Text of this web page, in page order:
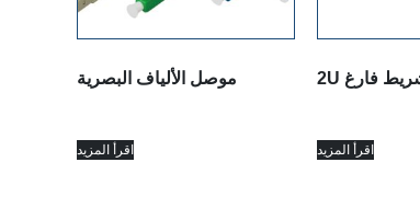
موصل الألياف البصرية
اقرأ المزيد اقرأ المزيد